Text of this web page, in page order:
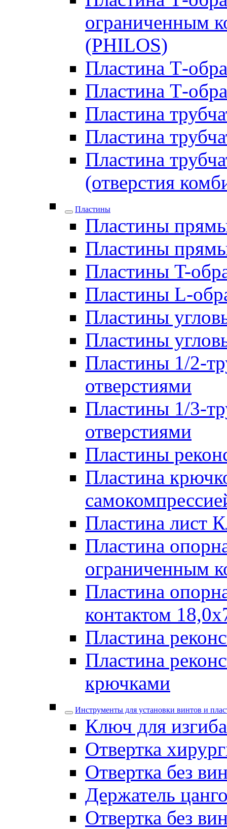
ограниченным
(PHILOS)
Пластина Т-
Пластина Т-
Пластина
Пластина
Пластина
(отверстия
Пластины
Пластины
Пластины
Пластины T-
Пластины L-
Пластины
Пластины
Пластины 1/2-
отверстиями
Пластины 1/3-
отверстиями
Пластины
Пластина
Пластина лист
Пластина
ограниченным
Пластина
контактом
Пластина
Пластина
крючками
Инструменты для установки винтов и
Ключ для
Отвертка
Отвертка без
Держатель
Отвертка без